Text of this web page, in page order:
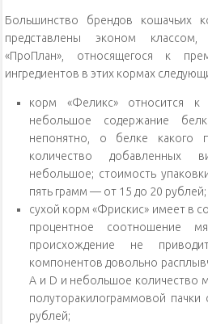
Большинство брендов кошачьих
представлены эконом
«ПроПлан», относящегося к
ингредиентов в этих кормах
корм «Феликс» относится
небольшое содержание
непонятно, о белке какого
количество добавленных
небольшое; стоимость
пять грамм — от 15 до 20 рублей;
сухой корм «Фрискис» имеет в
процентное соотношение
происхождение не
компонентов довольно
А и D и небольшое количество
полуторакилограммовой
рублей;